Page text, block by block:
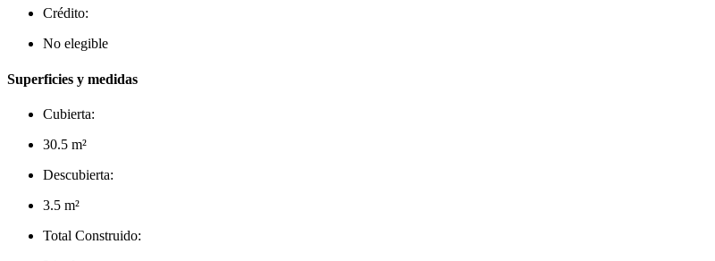
Crédito:
No elegible
Superficies y medidas
Cubierta:
30.5 m²
Descubierta:
3.5 m²
Total Construido: